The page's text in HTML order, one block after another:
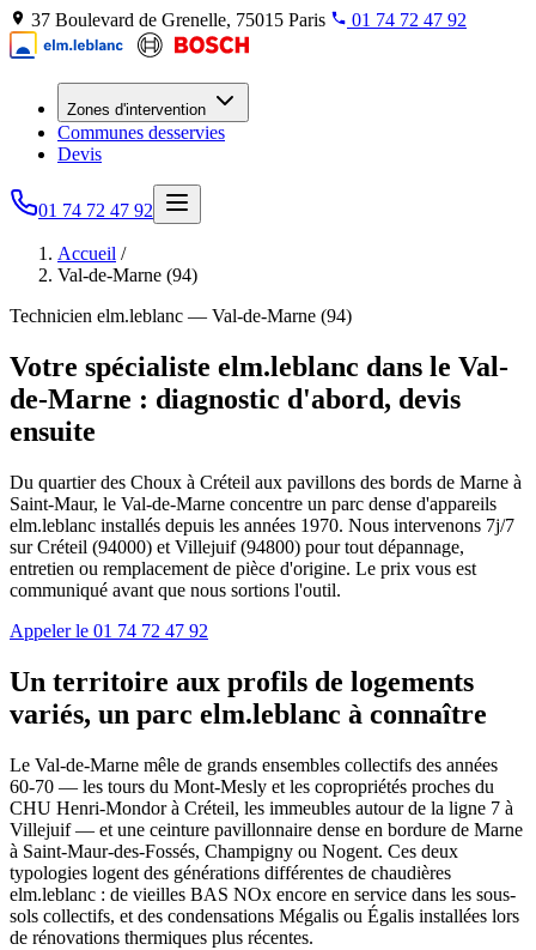
37 Boulevard de Grenelle, 75015 Paris 01 74 72 47 92
Zones d'intervention
Communes desservies
Devis
01 74 72 47 92
Accueil /
Val-de-Marne (94)
Technicien elm.leblanc — Val-de-Marne (94)
Votre spécialiste elm.leblanc dans le Val-
de-Marne : diagnostic d'abord, devis
ensuite
Du quartier des Choux à Créteil aux pavillons des bords de Marne à
Saint-Maur, le Val-de-Marne concentre un parc dense d'appareils
elm.leblanc installés depuis les années 1970. Nous intervenons 7j/7
sur Créteil (94000) et Villejuif (94800) pour tout dépannage,
entretien ou remplacement de pièce d'origine. Le prix vous est
communiqué avant que nous sortions l'outil.
Appeler le 01 74 72 47 92
Un territoire aux profils de logements
variés, un parc elm.leblanc à connaître
Le Val-de-Marne mêle de grands ensembles collectifs des années
60-70 — les tours du Mont-Mesly et les copropriétés proches du
CHU Henri-Mondor à Créteil, les immeubles autour de la ligne 7 à
Villejuif — et une ceinture pavillonnaire dense en bordure de Marne
à Saint-Maur-des-Fossés, Champigny ou Nogent. Ces deux
typologies logent des générations différentes de chaudières
elm.leblanc : de vieilles BAS NOx encore en service dans les sous-
sols collectifs, et des condensations Mégalis ou Égalis installées lors
de rénovations thermiques plus récentes.